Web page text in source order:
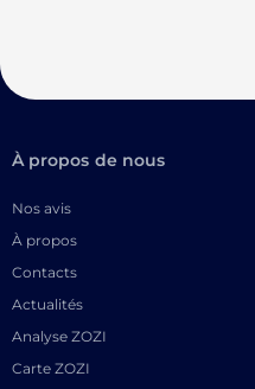
À propos de nous
Nos avis
À propos
Contacts
Actualités
Analyse ZOZI
Carte ZOZI